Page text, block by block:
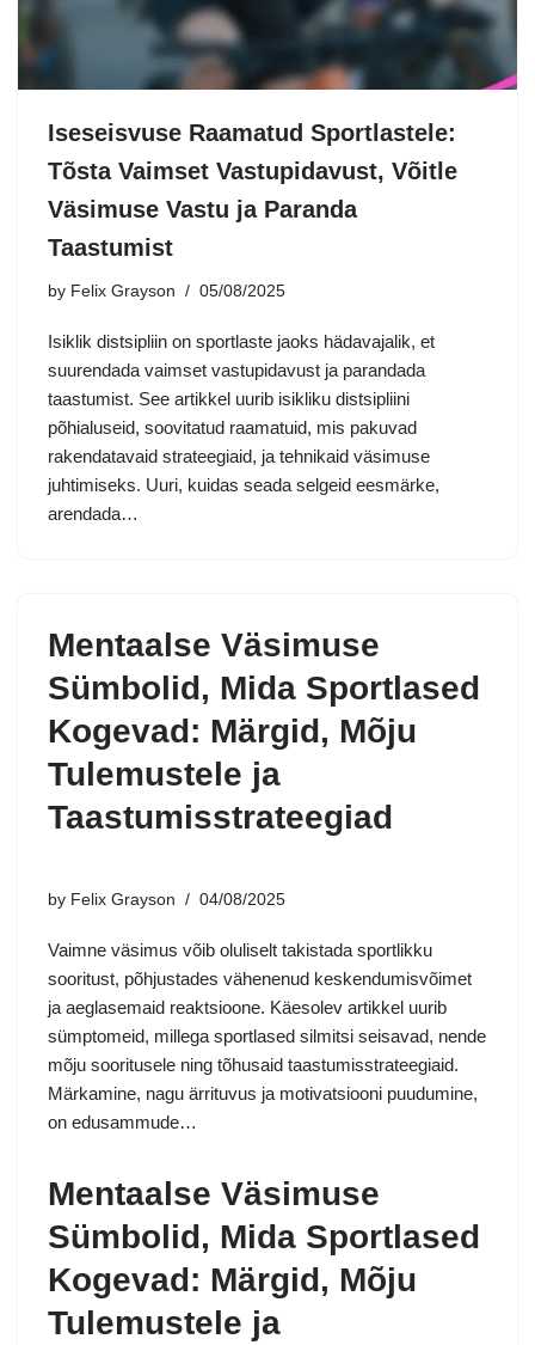
Iseseisvuse Raamatud Sportlastele:
Tõsta Vaimset Vastupidavust, Võitle
Väsimuse Vastu ja Paranda
Taastumist
by Felix Grayson 05/08/2025
Isiklik distsipliin on sportlaste jaoks hädavajalik, et
suurendada vaimset vastupidavust ja parandada
taastumist. See artikkel uurib isikliku distsipliini
põhialuseid, soovitatud raamatuid, mis pakuvad
rakendatavaid strateegiaid, ja tehnikaid väsimuse
juhtimiseks. Uuri, kuidas seada selgeid eesmärke,
arendada…
Mentaalse Väsimuse
Sümbolid, Mida Sportlased
Kogevad: Märgid, Mõju
Tulemustele ja
Taastumisstrateegiad
by Felix Grayson 04/08/2025
Vaimne väsimus võib oluliselt takistada sportlikku
sooritust, põhjustades vähenenud keskendumisvõimet
ja aeglasemaid reaktsioone. Käesolev artikkel uurib
sümptomeid, millega sportlased silmitsi seisavad, nende
mõju sooritusele ning tõhusaid taastumisstrateegiaid.
Märkamine, nagu ärrituvus ja motivatsiooni puudumine,
on edusammude…
Mentaalse Väsimuse
Sümbolid, Mida Sportlased
Kogevad: Märgid, Mõju
Tulemustele ja